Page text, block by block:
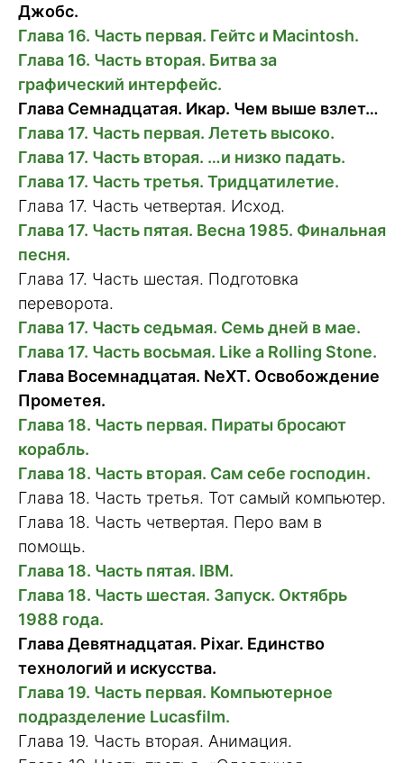
Джобс.
Глава 16. Часть первая. Гейтс и Macintosh.
Глава 16. Часть вторая. Битва за
графический интерфейс.
Глава Семнадцатая. Икар. Чем выше взлет…
Глава 17. Часть первая. Лететь высоко.
Глава 17. Часть вторая. …и низко падать.
Глава 17. Часть третья. Тридцатилетие.
Глава 17. Часть четвертая. Исход.
Глава 17. Часть пятая. Весна 1985. Финальная
песня.
Глава 17. Часть шестая. Подготовка
переворота.
Глава 17. Часть седьмая. Семь дней в мае.
Глава 17. Часть восьмая. Like a Rolling Stone.
Глава Восемнадцатая. NeXT. Освобождение
Прометея.
Глава 18. Часть первая. Пираты бросают
корабль.
Глава 18. Часть вторая. Сам себе господин.
Глава 18. Часть третья. Тот самый компьютер.
Глава 18. Часть четвертая. Перо вам в
помощь.
Глава 18. Часть пятая. IBM.
Глава 18. Часть шестая. Запуск. Октябрь
1988 года.
Глава Девятнадцатая. Pixar. Единство
технологий и искусства.
Глава 19. Часть первая. Компьютерное
подразделение Lucasfilm.
Глава 19. Часть вторая. Анимация.